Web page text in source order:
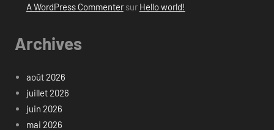
A WordPress Commentersur Hello world!
Archives
août 2026
juillet 2026
juin 2026
mai 2026